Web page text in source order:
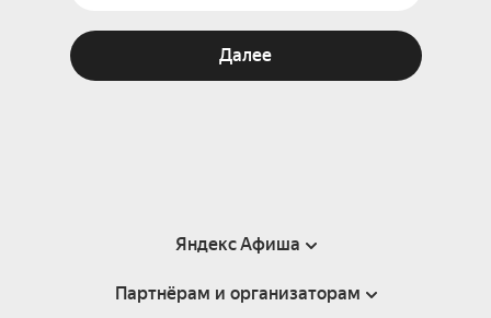
Далее
Яндекс Афиша
Справка
Партнёрам и организаторам